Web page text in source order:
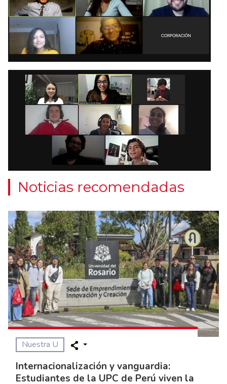
Noticias recomendadas
Nuestra U
Internacionalización y vanguardia:
Estudiantes de la UPC de Perú viven la